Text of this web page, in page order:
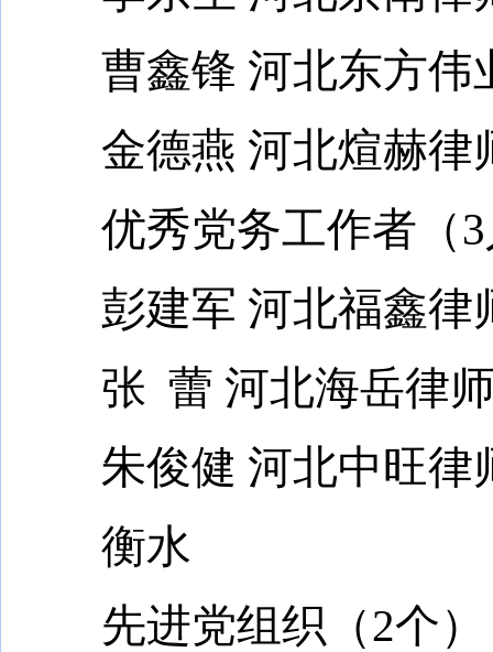
曹鑫锋 河北东方伟
金德燕 河北煊赫律
优秀党务工作者（3
彭建军 河北福鑫律
张 蕾 河北海岳律师
朱俊健 河北中旺律
衡水
先进党组织（2个）